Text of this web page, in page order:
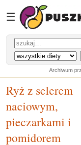
☰
Archiwum
Ryż z selerem
naciowym,
pieczarkami i
pomidorem